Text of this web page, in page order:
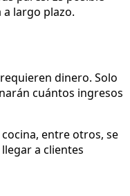
largo plazo.
dinero. Solo
cuántos ingresos
entre otros, se
a clientes